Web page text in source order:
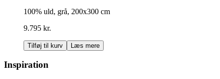
100% uld, grå, 200x300 cm
9.795 kr.
Tilføj til kurv Læs mere
Inspiration